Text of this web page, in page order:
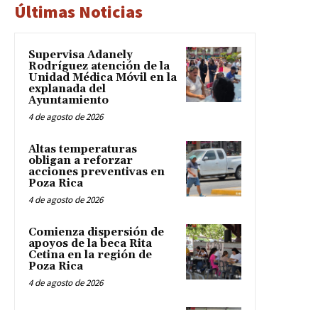
Últimas Noticias
Supervisa Adanely
Rodríguez atención de la
Unidad Médica Móvil en la
explanada del
Ayuntamiento
4 de agosto de 2026
Altas temperaturas
obligan a reforzar
acciones preventivas en
Poza Rica
4 de agosto de 2026
Comienza dispersión de
apoyos de la beca Rita
Cetina en la región de
Poza Rica
4 de agosto de 2026